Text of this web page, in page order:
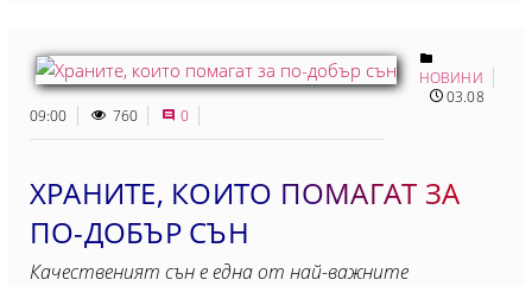
НОВИНИ
03.08
09:00
760 0
ХРАНИТЕ, КОИТО ПОМАГАТ ЗА
ПО-ДОБЪР СЪН
Качественият сън е една от най-важните